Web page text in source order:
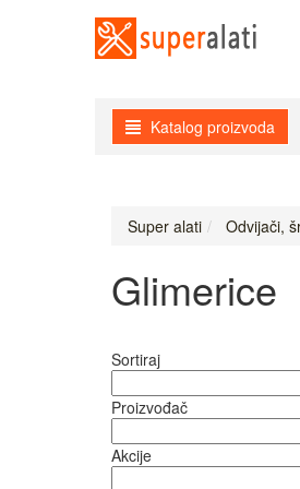
Katalog proizvoda
Super alati Odvijači,
Glimerice
Sortiraj
Proizvođač
Akcije